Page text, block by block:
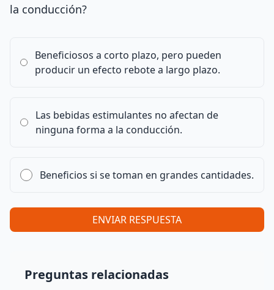
la conducción?
Beneficiosos a corto plazo, pero pueden
producir un efecto rebote a largo plazo.
Las bebidas estimulantes no afectan de
ninguna forma a la conducción.
Beneficios si se toman en grandes cantidades.
ENVIAR RESPUESTA
Preguntas relacionadas